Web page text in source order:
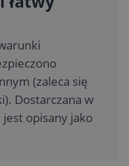
(zaleca się
Dostarczana w
opisany jako